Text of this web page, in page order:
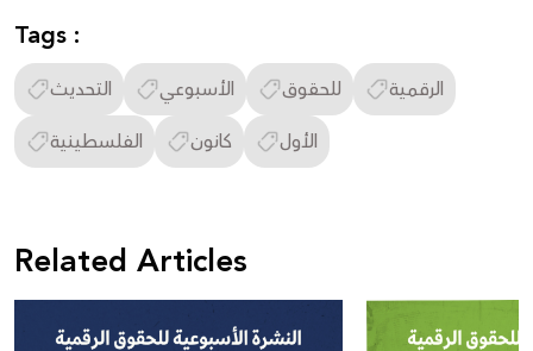
Tags :
التحديث الأسبوعي للحقوق
الرقمية
الفلسطينية
كانون الأول
Related Articles